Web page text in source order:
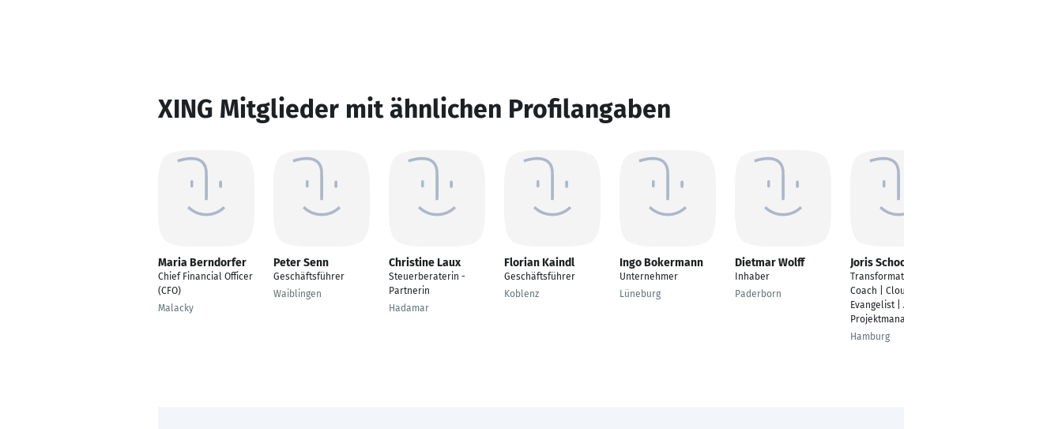
XING Mitglieder mit ähnlichen Profilangaben
Maria Berndorfer
Chief Financial Officer
(CFO)
Malacky
Peter Senn
Geschäftsführer
Waiblingen
Christine Laux
Steuerberaterin -
Partnerin
Hadamar
Florian Kaindl
Geschäftsführer
Koblenz
Ingo Bokermann
Unternehmer
Lüneburg
Dietmar Wolff
Inhaber
Paderborn
Joris Schoor
Transformations
Coach | Cloud
Evangelist | Agiler
Projektmanager
Hamburg